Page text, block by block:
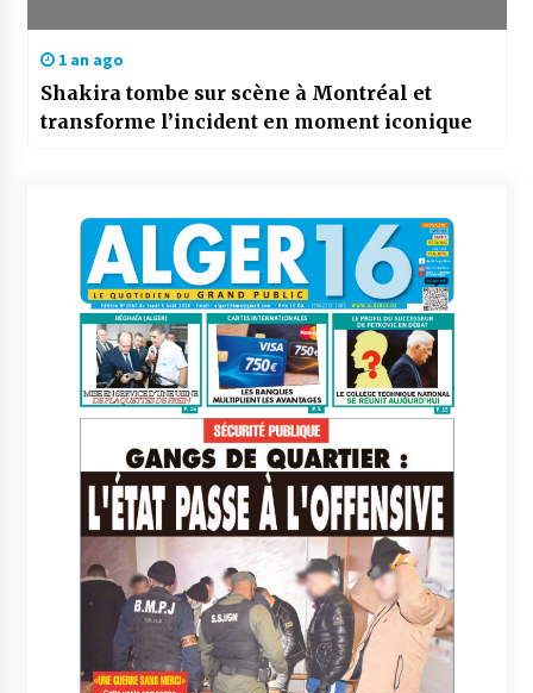
1 an ago
Shakira tombe sur scène à Montréal et
transforme l’incident en moment iconique